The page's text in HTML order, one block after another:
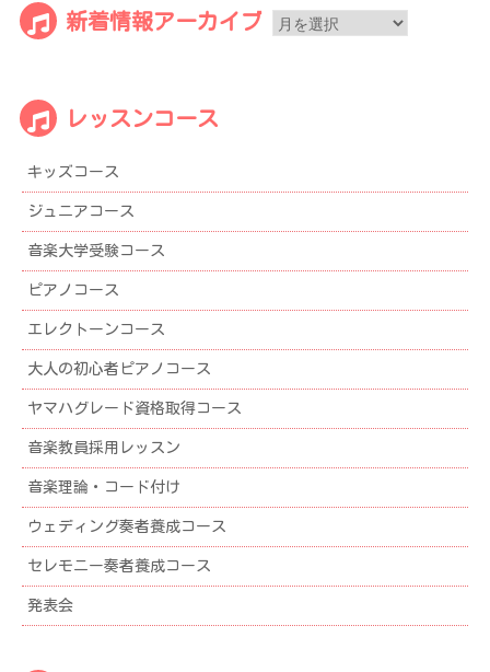
新着情報アーカイブ
新
ブ
レッスンコース
キッズコース
ジュニアコース
音楽大学受験コース
ピアノコース
エレクトーンコース
大人の初心者ピアノコース
ヤマハグレード資格取得コース
音楽教員採用レッスン
音楽理論・コード付け
ウェディング奏者養成コース
セレモニー奏者養成コース
発表会